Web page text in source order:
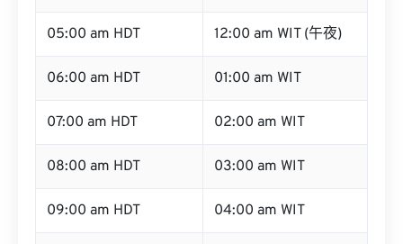
05:00 am HDT 12:00 am WIT (午夜)
06:00 am HDT 01:00 am WIT
07:00 am HDT 02:00 am WIT
08:00 am HDT 03:00 am WIT
09:00 am HDT 04:00 am WIT